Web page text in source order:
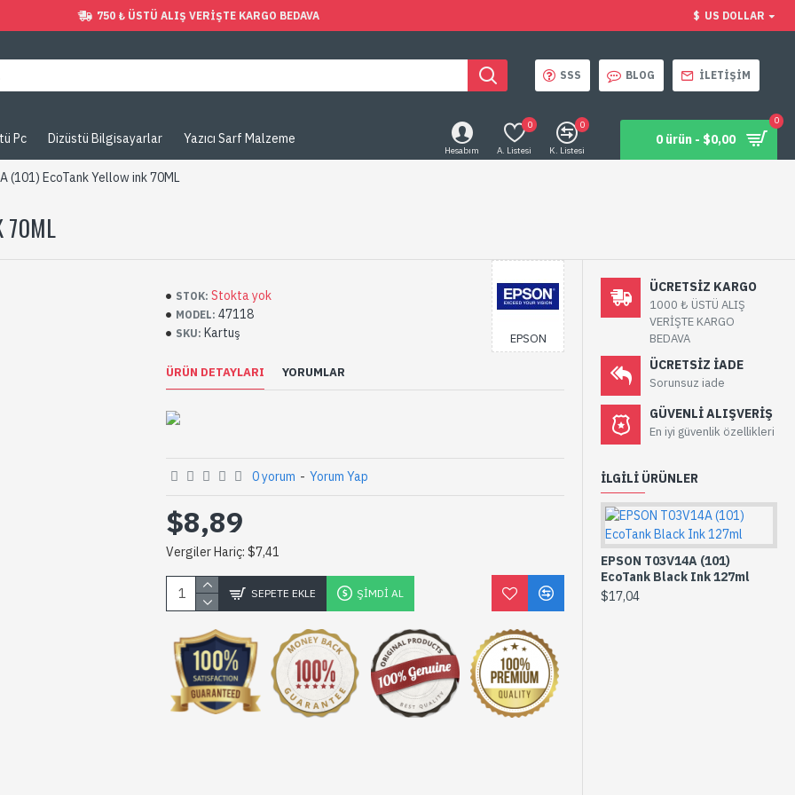
750 ₺ ÜSTÜ ALIŞ VERIŞTE KARGO BEDAVA $ US DOLLAR
SSS BLOG İLETIŞIM
Pc Dizüstü Bilgisayarlar Yazıcı Sarf Malzeme
Hesabım A. Listesi
0
K. Listesi
0
0 ürün - $0,00
0
(101) EcoTank Yellow ink 70ML
70ML
ÜRÜN DETAYLARI YORUMLAR
STOK: Stokta yok
MODEL: 47118
SKU: Kartuş EPSON
0 yorum - Yorum Yap
$8,89
Vergiler Hariç: $7,41
SEPETE EKLE ŞIMDI AL
ÜCRETSIZ KARGO
1000 ₺ ÜSTÜ ALIŞ
VERİŞTE KARGO
BEDAVA
ÜCRETSIZ IADE
Sorunsuz iade
GÜVENLI ALIŞVERIŞ
En iyi güvenlik özellikleri
İLGILI ÜRÜNLER
EPSON T03V14A (101)
EcoTank Black Ink 127ml
$17,04